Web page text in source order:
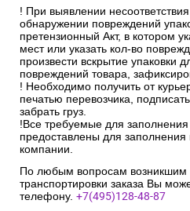
! При выявлении
обнаружении повреждений
претензионный Акт, в котором
мест или указать кол-во
произвести вскрытие упаковки
повреждений товара,
! Необходимо получить от
печатью перевозчика,
забрать груз.
!Все требуемые для
предоставлены для
компании.
По любым вопросам возникшим
транспортировки заказа Вы
телефону. +7(495)128-48-87